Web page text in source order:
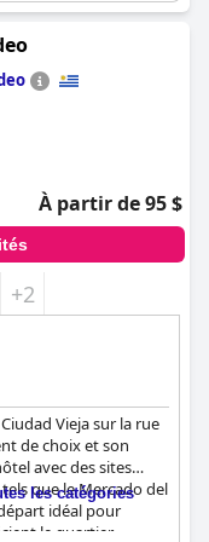
À partir de 95 $
+2
Vieja sur la rue
de choix et son
avec des sites
que le Mercado del
idéal pour
le quartier
les catégories